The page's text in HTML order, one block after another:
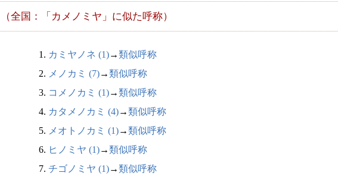
（全国：「カメノミヤ」に似た呼称）
1. カミヤノネ (1)→類似呼称
2. メノカミ (7)→類似呼称
3. コメノカミ (1)→類似呼称
4. カタメノカミ (4)→類似呼称
5. メオトノカミ (1)→類似呼称
6. ヒノミヤ (1)→類似呼称
7. チゴノミヤ (1)→類似呼称